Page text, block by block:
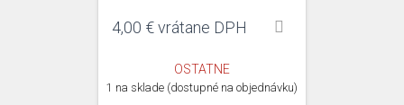
4,00 €vrátane DPH
OSTATNE
1 na sklade (dostupné na objednávku)